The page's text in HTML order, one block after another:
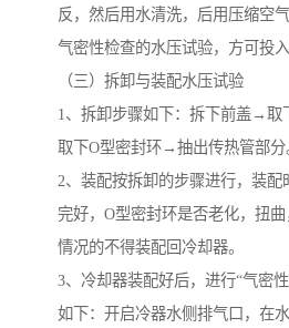
反，然后用水清洗，后用压缩空
气密性检查的水压试验，方可投入
（三）拆卸与装配水压试验
1、拆卸步骤如下：拆下前盖→
取下O型密封环→抽出传热管部分
2、装配按拆卸的步骤进行，装
完好，O型密封环是否老化，扭
情况的不得装配回冷却器。
3、冷却器装配好后，进行“气密
如下：开启冷器水侧排气口，在